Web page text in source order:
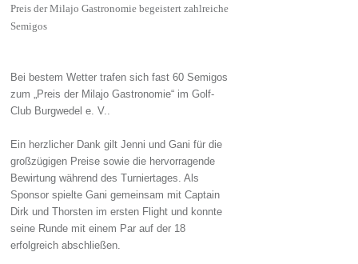
Preis der Milajo Gastronomie begeistert zahlreiche
Semigos
Bei bestem Wetter trafen sich fast 60 Semigos
zum „Preis der Milajo Gastronomie“ im Golf-
Club Burgwedel e. V..
Ein herzlicher Dank gilt Jenni und Gani für die
großzügigen Preise sowie die hervorragende
Bewirtung während des Turniertages. Als
Sponsor spielte Gani gemeinsam mit Captain
Dirk und Thorsten im ersten Flight und konnte
seine Runde mit einem Par auf der 18
erfolgreich abschließen.